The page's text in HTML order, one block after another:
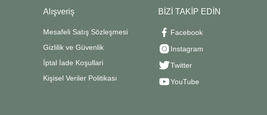
Alışveriş
Mesafeli Satış Sözleşmesi
Gizlilik ve Güvenlik
İptal İade Koşullari
Kişisel Veriler Politikası
BİZİ TAKİP EDİN
Facebook
Instagram
Twitter
YouTube